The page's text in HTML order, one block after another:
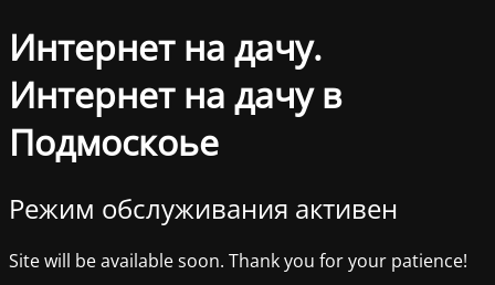
Интернет на дачу.
Интернет на дачу в
Подмоскоье
Режим обслуживания активен
Site will be available soon. Thank you for your patience!